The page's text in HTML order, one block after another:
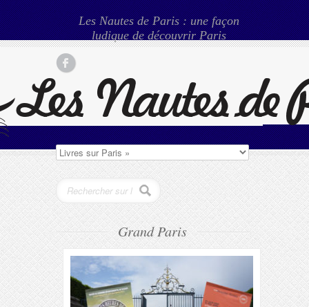
Les Nautes de Paris : une façon
ludique de découvrir Paris
Grand Paris